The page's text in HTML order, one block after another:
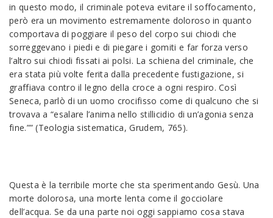
in questo modo, il criminale poteva evitare il soffocamento,
però era un movimento estremamente doloroso in quanto
comportava di poggiare il peso del corpo sui chiodi che
sorreggevano i piedi e di piegare i gomiti e far forza verso
l’altro sui chiodi fissati ai polsi. La schiena del criminale, che
era stata più volte ferita dalla precedente fustigazione, si
graffiava contro il legno della croce a ogni respiro. Così
Seneca, parlò di un uomo crocifisso come di qualcuno che si
trovava a “esalare l’anima nello stillicidio di un’agonia senza
fine.”” (Teologia sistematica, Grudem, 765).
Questa è la terribile morte che sta sperimentando Gesù. Una
morte dolorosa, una morte lenta come il gocciolare
dell’acqua. Se da una parte noi oggi sappiamo cosa stava